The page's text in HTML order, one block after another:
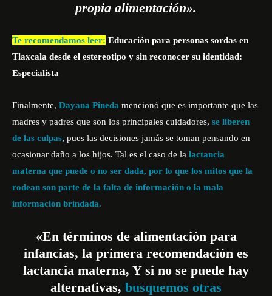
propia alimentación».
Te recomendamos leer: Educación para personas sordas en
Tlaxcala desde el estereotipo y sin reconocer su identidad:
Especialista
Finalmente, Dayana Pineda mencionó que es importante que las
madres y padres que son los principales cuidadores, se liberen
de las culpas, pues las decisiones jamás se toman pensando en
ocasionar daño a los hijos. Tal es el caso de la lactancia
materna que puede o no ser dada, por lo que los mitos que la
rodean son parte de la falta de información o la mala
información brindada.
«En términos de alimentación para
infancias, la primera recomendación es
lactancia materna, Y si no se puede hay
alternativas, busquemos otras